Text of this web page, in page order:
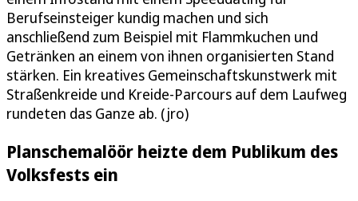
Berufseinsteiger kundig machen und sich
anschließend zum Beispiel mit Flammkuchen und
Getränken an einem von ihnen organisierten Stand
stärken. Ein kreatives Gemeinschaftskunstwerk mit
Straßenkreide und Kreide-Parcours auf dem Laufweg
rundeten das Ganze ab. (jro)
Planschemalöör heizte dem Publikum des
Volksfests ein